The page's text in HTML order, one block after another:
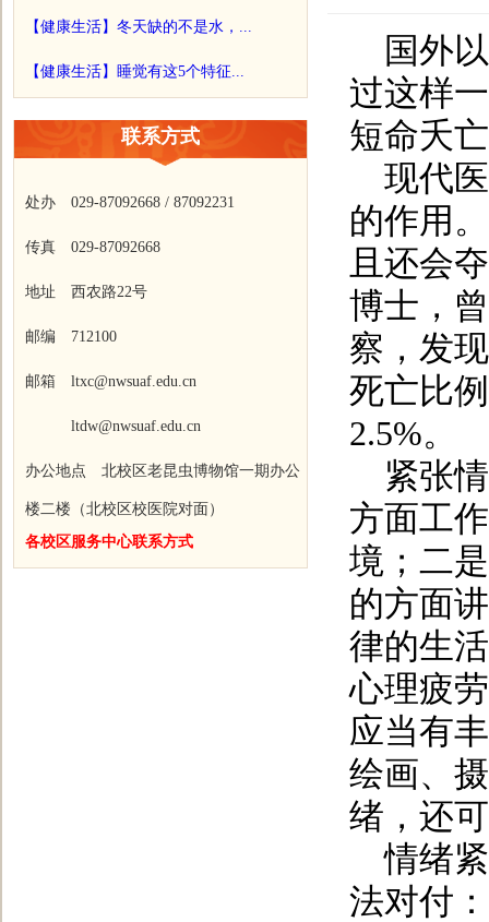
【健康生活】冬天缺的不是水，...
【健康生活】睡觉有这5个特征...
联系方式
处办 029-87092668 / 87092231
传真 029-87092668
地址 西农路22号
邮编 712100
邮箱 ltxc@nwsuaf.edu.cn
ltdw@nwsuaf.edu.cn
办公地点 北校区老昆虫博物馆一期办公
楼二楼（北校区校医院对面）
各校区服务中心联系方式
国外
过这样
短命夭
现代
的作用
且还会
博士，
察，发
死亡比
2.5%。
紧张
方面工
境；二
的方面
律的生
心理疲
应当有
绘画、
绪，还
情绪
法对付